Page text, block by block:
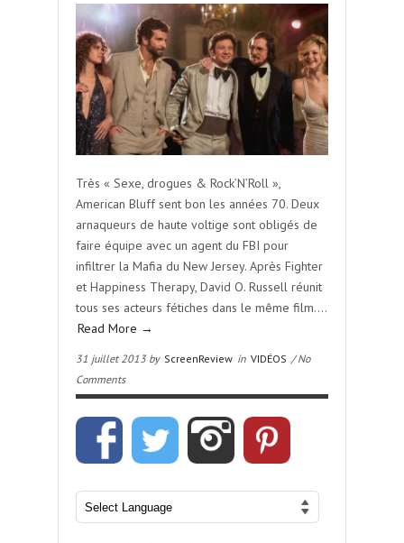
Très « Sexe, drogues & Rock’N’Roll »,
American Bluff sent bon les années 70. Deux
arnaqueurs de haute voltige sont obligés de
faire équipe avec un agent du FBI pour
infiltrer la Mafia du New Jersey. Après Fighter
et Happiness Therapy, David O. Russell réunit
tous ses acteurs fétiches dans le même film….
Read More →
31 juillet 2013 by ScreenReview in VIDÉOS / No
Comments